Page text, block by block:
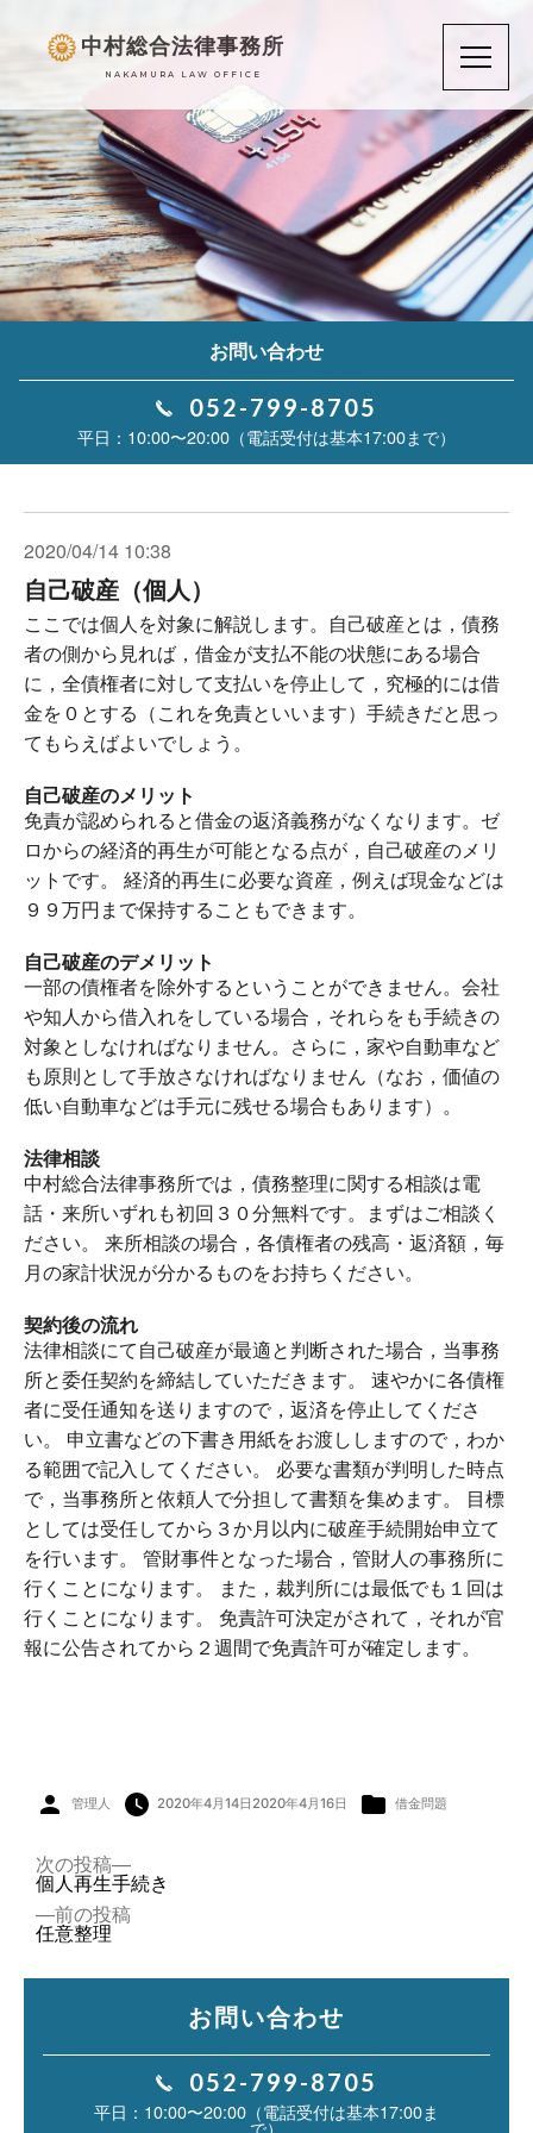
中村総合法律事務所
NAKAMURA LAW OFFICE
お問い合わせ
052-799-8705
10:00〜20:00（電話受付は基本17:00まで）
2020/04/14 10:38
自己破産（個人）
ここでは個人を対象に解説します。自己破産とは，債務
者の側から見れば，借金が支払不能の状態にある場合
に，全債権者に対して支払いを停止して，究極的には借
金を０とする（これを免責といいます）手続きだと思っ
てもらえばよいでしょう。
自己破産のメリット
免責が認められると借金の返済義務がなくなります。ゼ
ロからの経済的再生が可能となる点が，自己破産のメリ
ットです。 経済的再生に必要な資産，例えば現金などは
９９万円まで保持することもできます。
自己破産のデメリット
一部の債権者を除外するということができません。会社
や知人から借入れをしている場合，それらをも手続きの
対象としなければなりません。さらに，家や自動車など
も原則として手放さなければなりません（なお，価値の
低い自動車などは手元に残せる場合もあります）。
法律相談
中村総合法律事務所では，債務整理に関する相談は電
話・来所いずれも初回３０分無料です。まずはご相談く
ださい。 来所相談の場合，各債権者の残高・返済額，毎
月の家計状況が分かるものをお持ちください。
契約後の流れ
法律相談にて自己破産が最適と判断された場合，当事務
所と委任契約を締結していただきます。 速やかに各債権
者に受任通知を送りますので，返済を停止してくださ
い。 申立書などの下書き用紙をお渡ししますので，わか
る範囲で記入してください。 必要な書類が判明した時点
で，当事務所と依頼人で分担して書類を集めます。 目標
としては受任してから３か月以内に破産手続開始申立て
を行います。 管財事件となった場合，管財人の事務所に
行くことになります。 また，裁判所には最低でも１回は
行くことになります。 免責許可決定がされて，それが官
報に公告されてから２週間で免責許可が確定します。
投
稿
管理人 2020年4月14日2020年4月16日
カ
テ
借金問題
投
稿
ナ
ビ
ゲ
シ
前の投稿前
任意整理
次の投稿 次
の
投
個人再生手続き
お問い合わせ
052-799-8705
10:00〜20:00（電話受付は基本17:00ま
で）